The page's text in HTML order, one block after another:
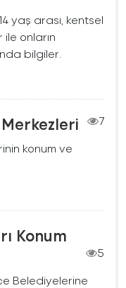
yaş arası, kentsel
ile onların
bilgiler.
7
konum ve
Konum
5
Belediyelerine